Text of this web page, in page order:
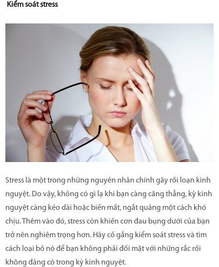
Kiểm soát stress
Stress là một trong những nguyên nhân chính gây rối loạn kinh
nguyệt. Do vậy, không có gì lạ khi bạn càng căng thẳng, kỳ kinh
nguyệt càng kéo dài hoặc biến mất, ngắt quãng một cách khó
chịu. Thêm vào đó, stress còn khiến cơn đau bụng dưới của bạn
trở nên nghiêm trọng hơn. Hãy cố gắng kiểm soát stress và tìm
cách loại bỏ nó để bạn không phải đối mặt với những rắc rối
không đáng có trong kỳ kinh nguyệt.